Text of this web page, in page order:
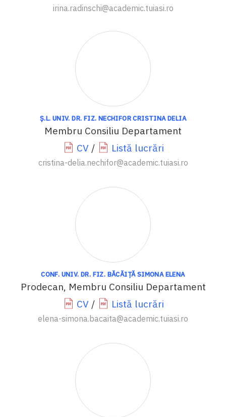
irina.radinschi@academic.tuiasi.ro
Ș.L. UNIV. DR. FIZ. NECHIFOR CRISTINA DELIA
Membru Consiliu Departament
CV/ Listă lucrări
cristina-delia.nechifor@academic.tuiasi.ro
CONF. UNIV. DR. FIZ. BĂCĂIȚĂ SIMONA ELENA
Prodecan, Membru Consiliu Departament
CV/ Listă lucrări
elena-simona.bacaita@academic.tuiasi.ro